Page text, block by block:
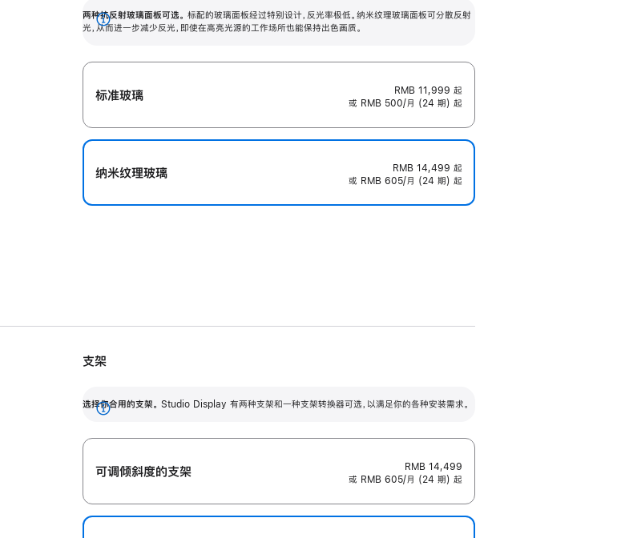
有高亮光源的场所使用，也能保持出色画质。
两种抗反射玻璃面板可选。 标配的玻璃面板经过特别设计，反光率极低。纳米纹理玻璃面板可分散反射
光，从而进一步减少反光，即使在高亮光源的工作场所也能保持出色画质。
展
标准玻璃 RMB 11,999 起
或 RMB 500/月 (24 期) 起
纳米纹理玻璃 RMB 14,499 起
或 RMB 605/月 (24 期) 起
调节范围。
毫米的高度调节范围。
支架
选择你合用的支架。 Studio Display 有两种支架和一种支架转换器可选，以满足你的各种安装需求。
展
开
可调倾斜度的支架
RMB 14,499
或 RMB 605/月 (24 期) 起